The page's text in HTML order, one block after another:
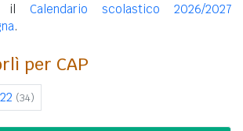
il Calendario scolastico 2026/2027
.
per CAP
(34)